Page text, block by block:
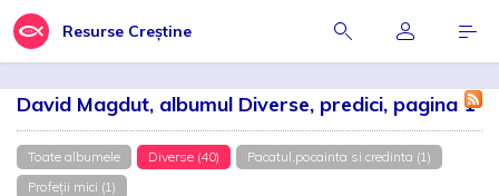
Resurse Creștine
David Magdut, albumul Diverse, predici, pagina 1
Toate albumele Diverse (40)
Pacatul,pocainta si credinta (1)
Profeţii mici (1)